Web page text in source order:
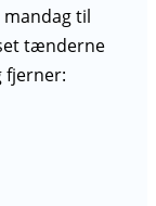
til
tænderne
fjerner: